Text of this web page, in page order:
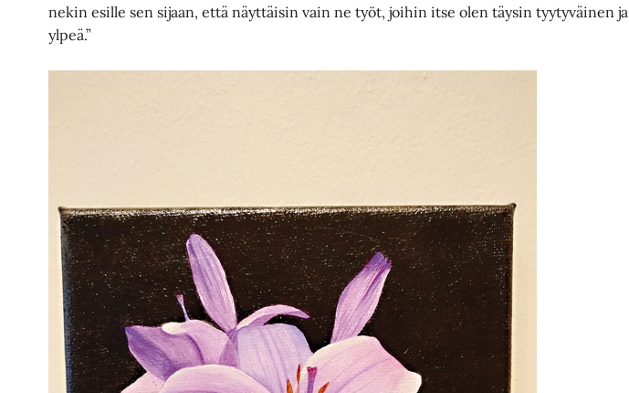
nekin esille sen sijaan, että näyttäisin vain ne työt, joihin itse olen täysin tyytyväinen ja
ylpeä.”